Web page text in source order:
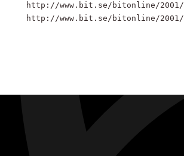
http://www.bit.se/bitonline/2001/
http://www.bit.se/bitonline/2001/